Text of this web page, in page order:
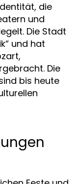
die
und
Die Stadt
und hat
Die
bis heute